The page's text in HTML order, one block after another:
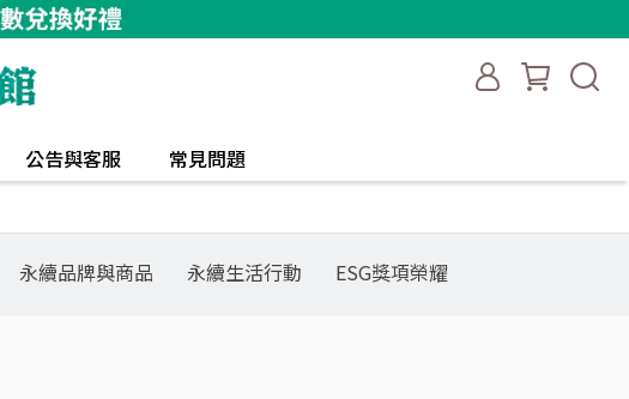
公告與客服 常見問題
永續品牌與商品 永續生活行動 ESG獎項榮耀